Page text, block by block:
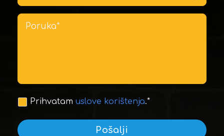
Prihvatam uslove korištenja.*
Pošalji